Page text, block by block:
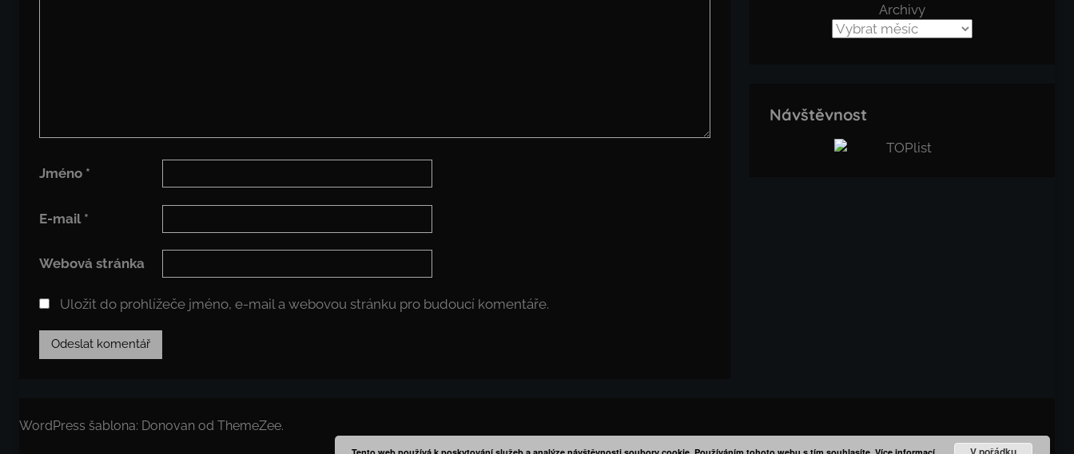
Jméno *
E-mail *
Webová stránka
Uložit do prohlížeče jméno, e-mail a webovou stránku pro budoucí komentáře.
Archivy
Návštěvnost
WordPress šablona: Donovan od ThemeZee.